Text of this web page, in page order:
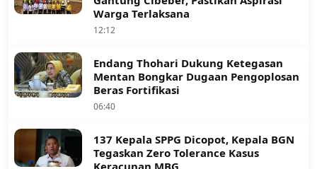
Warga Terlaksana
12:12
Endang Thohari Dukung Ketegasan
Mentan Bongkar Dugaan Pengoplosan
Beras Fortifikasi
06:40
137 Kepala SPPG Dicopot, Kepala BGN
Tegaskan Zero Tolerance Kasus